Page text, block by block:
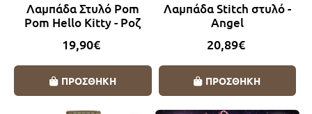
Λαμπάδα Στυλό Pom
Pom Hello Kitty - Ροζ
19,90€
ΠΡΟΣΘΗΚΗ
Λαμπάδα Stitch στυλό -
Angel
20,89€
ΠΡΟΣΘΗΚΗ